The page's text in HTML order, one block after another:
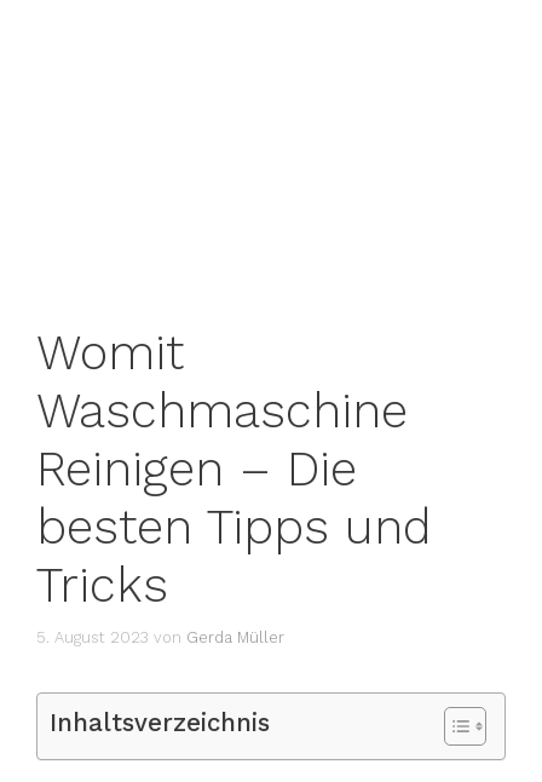
Womit
Waschmaschine
Reinigen – Die
besten Tipps und
Tricks
5. August 2023 von Gerda Müller
Inhaltsverzeichnis